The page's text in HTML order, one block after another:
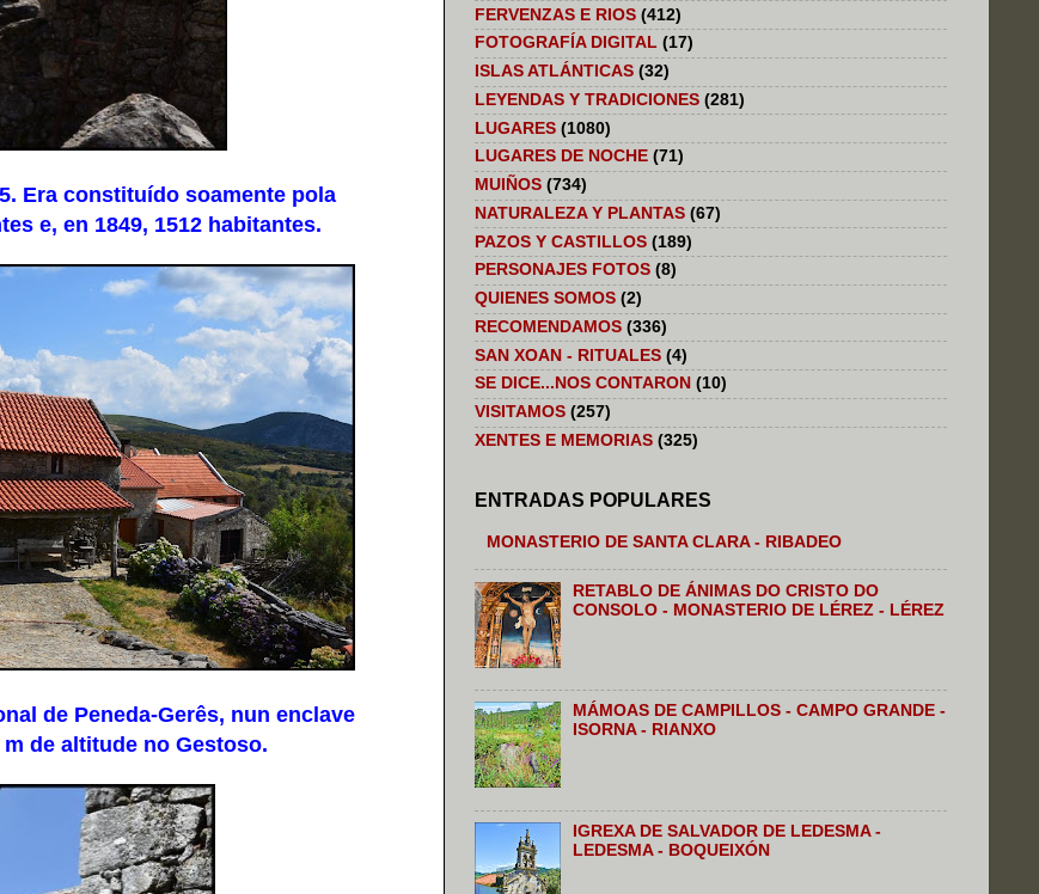
Era constituído soamente pola
e, en 1849, 1512 habitantes.
de Peneda-Gerês, nun enclave
de altitude no Gestoso.
FERVENZAS E RIOS (412)
FOTOGRAFÍA DIGITAL (17)
ISLAS ATLÁNTICAS (32)
LEYENDAS Y TRADICIONES (281)
LUGARES (1080)
LUGARES DE NOCHE (71)
MUIÑOS (734)
NATURALEZA Y PLANTAS (67)
PAZOS Y CASTILLOS (189)
PERSONAJES FOTOS (8)
QUIENES SOMOS (2)
RECOMENDAMOS (336)
SAN XOAN - RITUALES (4)
SE DICE...NOS CONTARON (10)
VISITAMOS (257)
XENTES E MEMORIAS (325)
ENTRADAS POPULARES
MONASTERIO DE SANTA CLARA - RIBADEO
RETABLO DE ÁNIMAS DO CRISTO DO
CONSOLO - MONASTERIO DE LÉREZ - LÉREZ
MÁMOAS DE CAMPILLOS - CAMPO GRANDE -
ISORNA - RIANXO
IGREXA DE SALVADOR DE LEDESMA -
LEDESMA - BOQUEIXÓN